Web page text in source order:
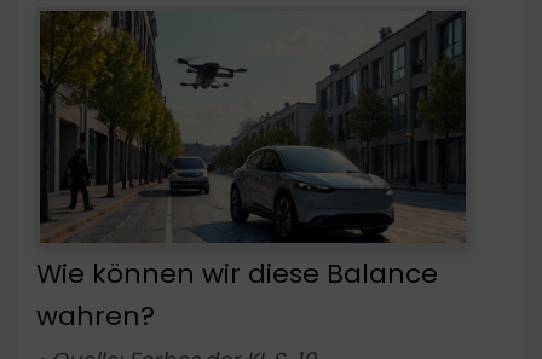
Wie können wir diese Balance
wahren?